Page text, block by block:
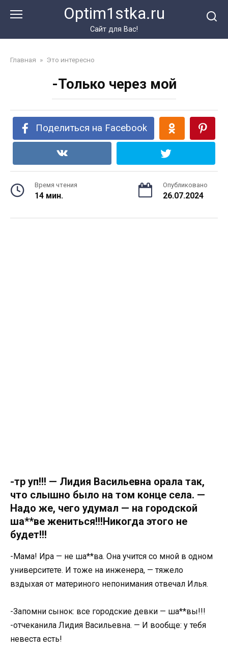
Optim1stka.ru
Сайт для Вас!
Главная » Это интересно
-Только через мой
Поделиться на Facebook
Время чтения
14 мин.
Опубликовано
26.07.2024
-тр уп!!! — Лидия Васильевна орала так,
что слышно было на том конце села. —
Надо же, чего удумал — на городской
ша**ве жениться!!!Никогда этого не
будет!!!
-Мама! Ира — не ша**ва. Она учится со мной в одном
университете. И тоже на инженера, — тяжело
вздыхая от материного непонимания отвечал Илья.
-Запомни сынок: все городские девки — ша**вы!!!
-отчеканила Лидия Васильевна. — И вообще: у тебя
невеста есть!